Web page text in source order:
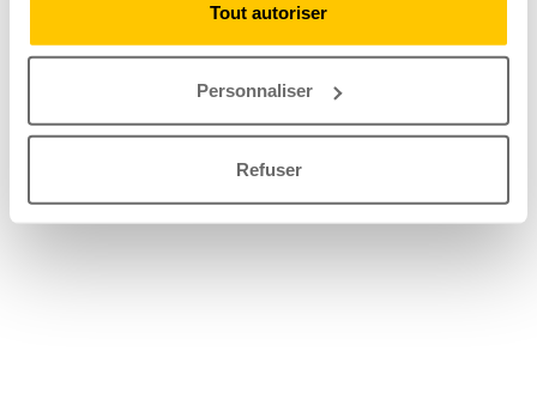
Tout autoriser
Personnaliser
Refuser